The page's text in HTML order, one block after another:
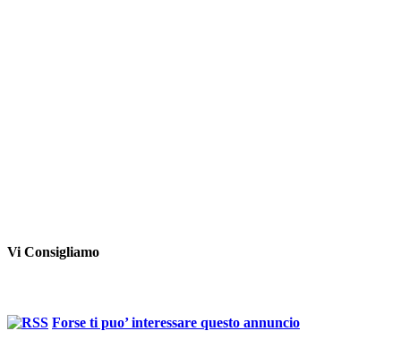
Vi Consigliamo
Forse ti puo’ interessare questo annuncio